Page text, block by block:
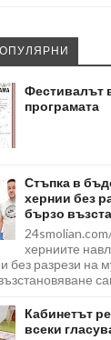
Фестивалът
програмата
Стъпка в
хернии без
бързо
херниите
без разрези на
Кабинетът
всеки